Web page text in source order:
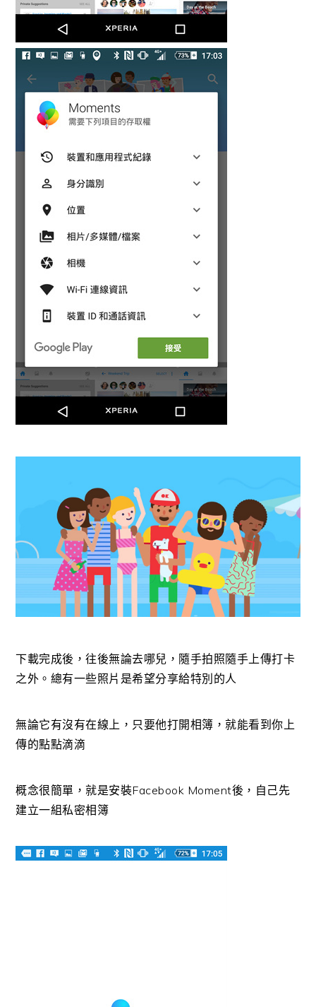
下載完成後，往後無論去哪兒，隨手拍照隨手上傳打卡
之外。總有一些照片是希望分享給特別的人
無論它有沒有在線上，只要他打開相簿，就能看到你上
傳的點點滴滴
概念很簡單，就是安裝Facebook Moment後，自己先
建立一組私密相簿